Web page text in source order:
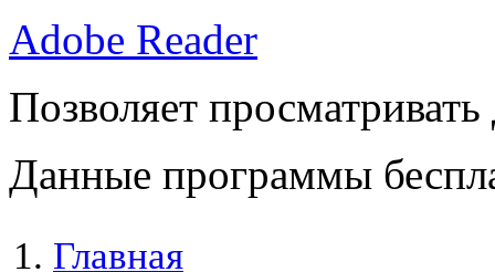
Adobe Reader
Позволяет
Данные программы
Главная